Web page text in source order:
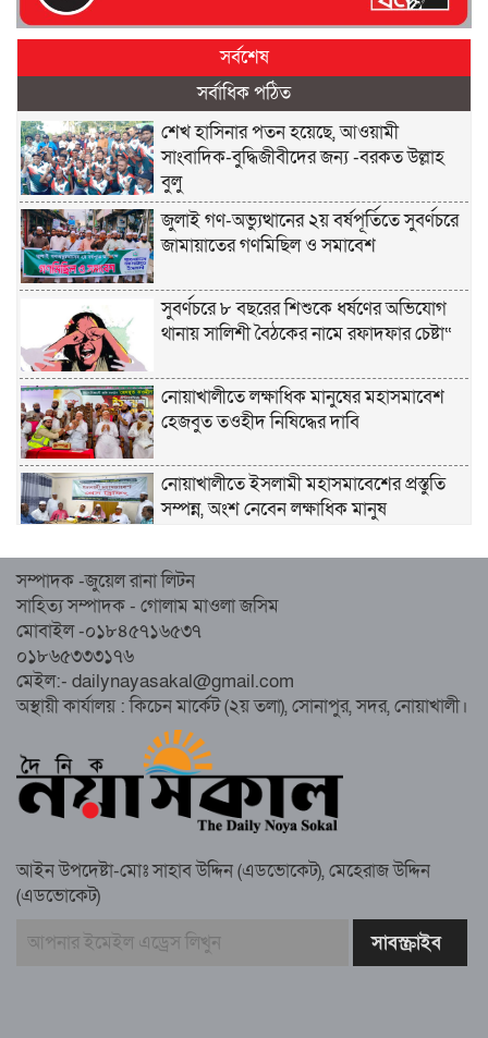
সর্বশেষ
সর্বাধিক পঠিত
শেখ হাসিনার পতন হয়েছে, আওয়ামী
সাংবাদিক-বুদ্ধিজীবীদের জন্য -বরকত উল্লাহ
বুলু
জুলাই গণ-অভ্যুত্থানের ২য় বর্ষপূর্তিতে সুবর্ণচরে
জামায়াতের গণমিছিল ও সমাবেশ
সুবর্ণচরে ৮ বছরের শিশুকে ধর্ষণের অভিযোগ
থানায় সালিশী বৈঠকের নামে রফাদফার চেষ্টা“
নোয়াখালীতে লক্ষাধিক মানুষের মহাসমাবেশ
হেজবুত তওহীদ নিষিদ্ধের দাবি
নোয়াখালীতে ইসলামী মহাসমাবেশের প্রস্তুতি
সম্পন্ন, অংশ নেবেন লক্ষাধিক মানুষ
নোয়াখালীতে ইসলামী ছাত্রশিবিরের ‘অদম্য
জুলাই’ মিছিল
চেয়ারম্যান গ্রেপ্তার
গাউসিয়া কমিটির সম্পাদক কামাল হোসাইনের
স্মরণ সভায় মিলাদ ও দোয়া
কামরুল কাননের ছবি বিকৃত করে অপপ্রচারের
বাংলাদেশ আজ দুই ভাগে বিভক্ত—একটি
সম্পাদক -জুয়েল রানা লিটন
সাহিত্য সম্পাদক - গোলাম মাওলা জসিম
মোবাইল -০১৮৪৫৭১৬৫৩৭
০১৮৬৫৩৩৩১৭৬
মেইল:- dailynayasakal@gmail.com
অস্থায়ী কার্যালয় : কিচেন মার্কেট (২য় তলা), সোনাপুর, সদর, নোয়াখালী।
আইন উপদেষ্টা-মোঃ সাহাব উদ্দিন (এডভোকেট), মেহেরাজ উদ্দিন
(এডভোকেট)